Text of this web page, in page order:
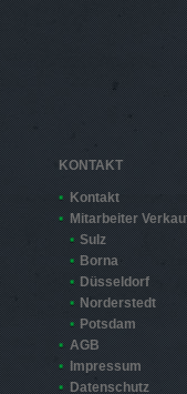
KONTAKT
Kontakt
Mitarbeiter
Sulz
Borna
Düsseldorf
Norderstedt
Potsdam
AGB
Impressum
Datenschutz